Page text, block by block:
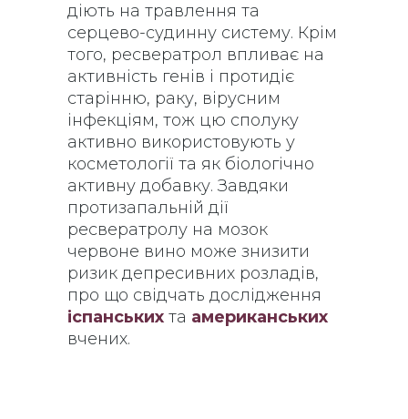
діють на травлення та
серцево-судинну систему. Крім
того, ресвератрол впливає на
активність генів і протидіє
старінню, раку, вірусним
інфекціям, тож цю сполуку
активно використовують у
косметології та як біологічно
активну добавку. Завдяки
протизапальній дії
ресвератролу на мозок
червоне вино може знизити
ризик депресивних розладів,
про що свідчать дослідження
іспанських та американських
вчених.